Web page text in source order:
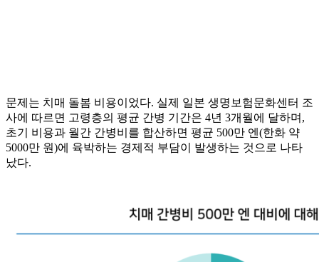
문제는 치매 돌봄 비용이었다. 실제 일본 생명보험문화센터 조
사에 따르면 고령층의 평균 간병 기간은 4년 3개월에 달하며,
초기 비용과 월간 간병비를 합산하면 평균 500만 엔(한화 약
5000만 원)에 육박하는 경제적 부담이 발생하는 것으로 나타
났다.